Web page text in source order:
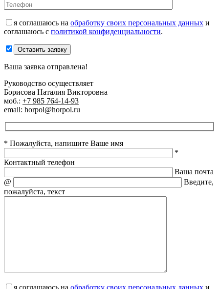
я соглашаюсь на обработку своих персональных данных и
соглашаюсь с политикой конфиденциальности.
Оставить заявку
Ваша заявка отправлена!
Руководство осуществляет
Борисова Наталия Викторовна
моб.: +7 985 764-14-93
email: horpol@horpol.ru
* Пожалуйста, напишите Ваше имя
*
Контактный телефон
Ваша почта
@
Введите,
пожалуйста, текст